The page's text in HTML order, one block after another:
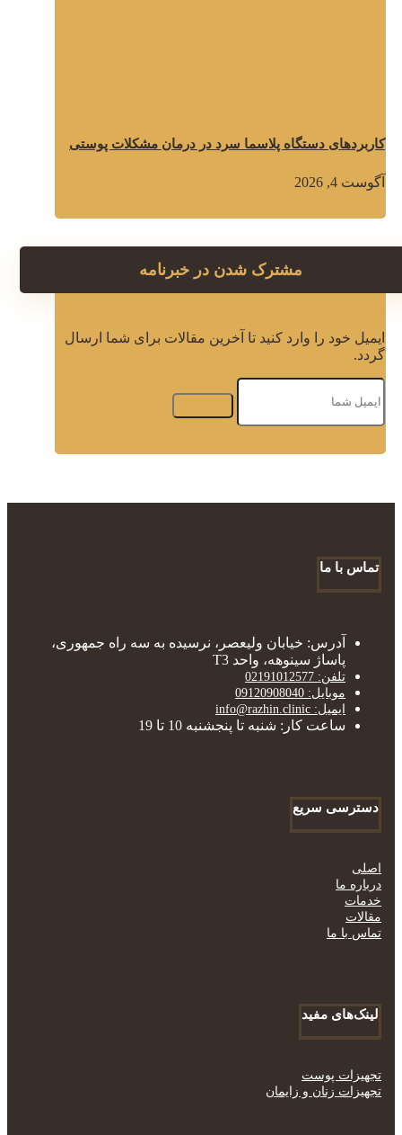
کاربردهای دستگاه پلاسما سرد در درمان مشکلات پوستی
آگوست 4, 2026
مشترک شدن در خبرنامه
ایمیل خود را وارد کنید تا آخرین مقالات برای شما ارسال
گردد.
تماس با ما
آدرس: خیابان ولیعصر، نرسیده به سه راه جمهوری،
پاساژ سینوهه، واحد T3
تلفن: 02191012577
موبایل: 09120908040
ایمیل: info@razhin.clinic
ساعت کار: شنبه تا پنجشنبه 10 تا 19
دسترسی سریع
اصلی
درباره ما
خدمات
مقالات
تماس با ما
لینک‌های مفید
تجهیزات پوست
تجهیزات زنان و زایمان